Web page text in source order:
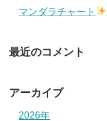
マンダラチャート
最近のコメント
アーカイブ
2026年